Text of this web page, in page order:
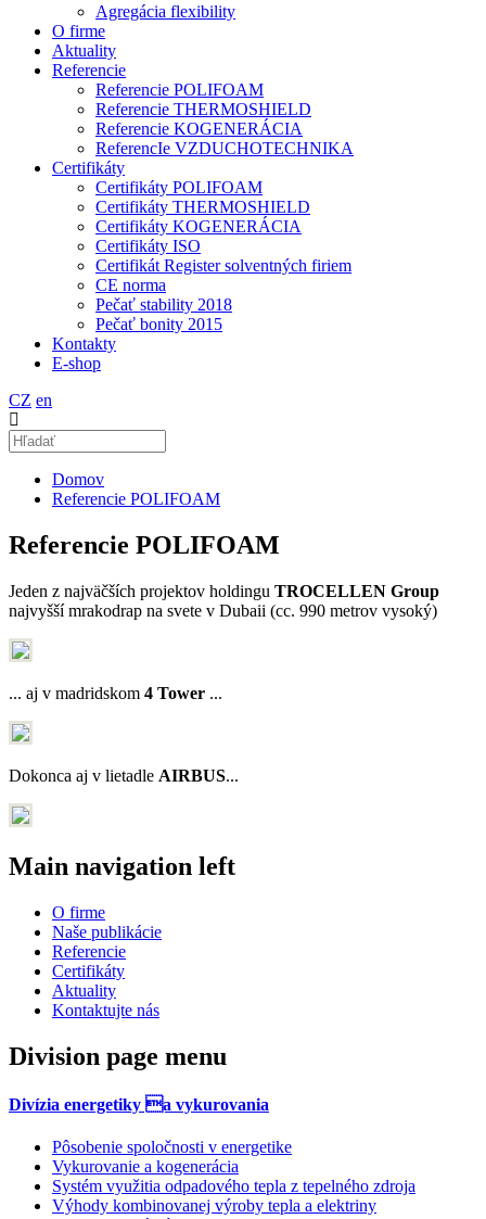
Agregácia flexibility
O firme
Aktuality
Referencie
Referencie POLIFOAM
Referencie THERMOSHIELD
Referencie KOGENERÁCIA
ReferencIe VZDUCHOTECHNIKA
Certifikáty
Certifikáty POLIFOAM
Certifikáty THERMOSHIELD
Certifikáty KOGENERÁCIA
Certifikáty ISO
Certifikát Register solventných firiem
CE norma
Pečať stability 2018
Pečať bonity 2015
Kontakty
E-shop
CZ en
Domov
Referencie POLIFOAM
Referencie POLIFOAM
Jeden z najväčších projektov holdingu TROCELLEN Group
najvyšší mrakodrap na svete v Dubaii (cc. 990 metrov vysoký)
... aj v madridskom 4 Tower ...
Dokonca aj v lietadle AIRBUS...
Main navigation left
O firme
Naše publikácie
Referencie
Certifikáty
Aktuality
Kontaktujte nás
Division page menu
Divízia energetiky a vykurovania
Pôsobenie spoločnosti v energetike
Vykurovanie a kogenerácia
Systém využitia odpadového tepla z tepelného zdroja
Výhody kombinovanej výroby tepla a elektriny